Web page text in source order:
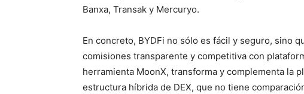
Banxa, Transak y Mercuryo.
En concreto, BYDFi no sólo es fácil y seguro, sino
comisiones transparente y competitiva con
herramienta MoonX, transforma y complementa la
estructura híbrida de DEX, que no tiene